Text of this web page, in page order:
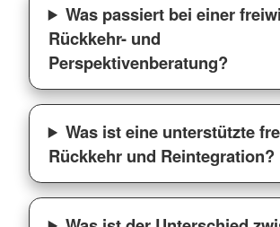
Was passiert bei einer
Rückkehr- und
Perspektivenberatung?
Was ist eine unterstützte
Rückkehr und Reintegration?